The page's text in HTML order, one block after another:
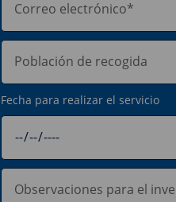
Fecha para realizar el servicio